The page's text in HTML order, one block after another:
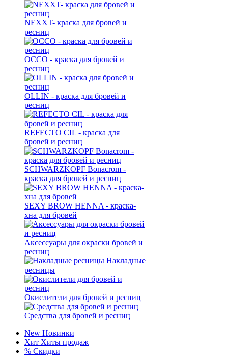
NEXXT- краска для бровей и
ресниц
OCCO - краска для бровей и
ресниц
OLLIN - краска для бровей и
ресниц
REFECTO CIL - краска для
бровей и ресниц
SCHWARZKOPF Bonacrom -
краска для бровей и ресниц
SEXY BROW HENNA - краска-
хна для бровей
Аксессуары для окраски бровей и
ресниц
Накладные
ресницы
Окислители для бровей и ресниц
Средства для бровей и ресниц
New Новинки
Хит Хиты продаж
% Скидки